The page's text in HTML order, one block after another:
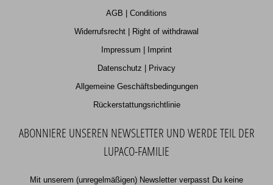
AGB | Conditions
Widerrufsrecht | Right of withdrawal
Impressum | Imprint
Datenschutz | Privacy
Allgemeine Geschäftsbedingungen
Rückerstattungsrichtlinie
ABONNIERE UNSEREN NEWSLETTER UND WERDE TEIL DER
LUPACO-FAMILIE
Mit unserem (unregelmäßigen) Newsletter verpasst Du keine